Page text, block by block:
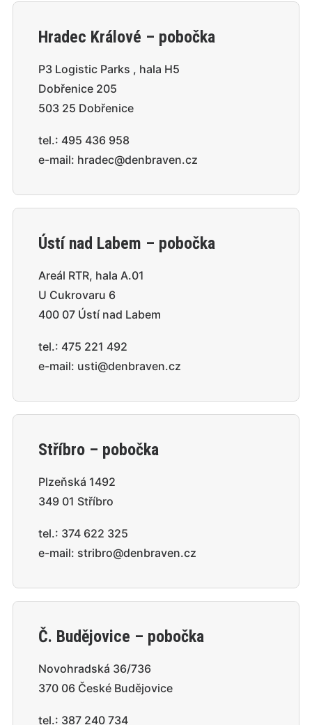
Hradec Králové – pobočka
P3 Logistic Parks , hala H5
Dobřenice 205
503 25 Dobřenice
tel.: 495 436 958
e-mail: hradec@denbraven.cz
Ústí nad Labem – pobočka
Areál RTR, hala A.01
U Cukrovaru 6
400 07 Ústí nad Labem
tel.: 475 221 492
e-mail: usti@denbraven.cz
Stříbro – pobočka
Plzeňská 1492
349 01 Stříbro
tel.: 374 622 325
e-mail: stribro@denbraven.cz
Č. Budějovice – pobočka
Novohradská 36/736
370 06 České Budějovice
tel.: 387 240 734